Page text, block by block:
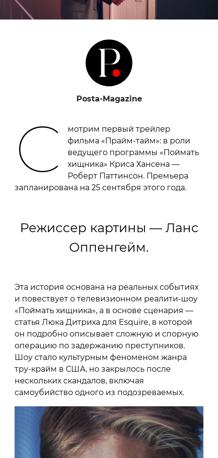
Posta-Magazine
С
мотрим первый трейлер
фильма «Прайм-тайм»: в роли
ведущего программы «Поймать
хищника» Криса Хансена —
Роберт Паттинсон. Премьера
запланирована на 25 сентября этого года.
Режиссер картины — Ланс
Оппенгейм.
Эта история основана на реальных событиях
и повествует о телевизионном реалити-шоу
«Поймать хищника», а в основе сценария —
статья Люка Дитриха для Esquire, в которой
он подробно описывает сложную и спорную
операцию по задержанию преступников.
Шоу стало культурным феноменом жанра
тру-крайм в США, но закрылось после
нескольких скандалов, включая
самоубийство одного из подозреваемых.